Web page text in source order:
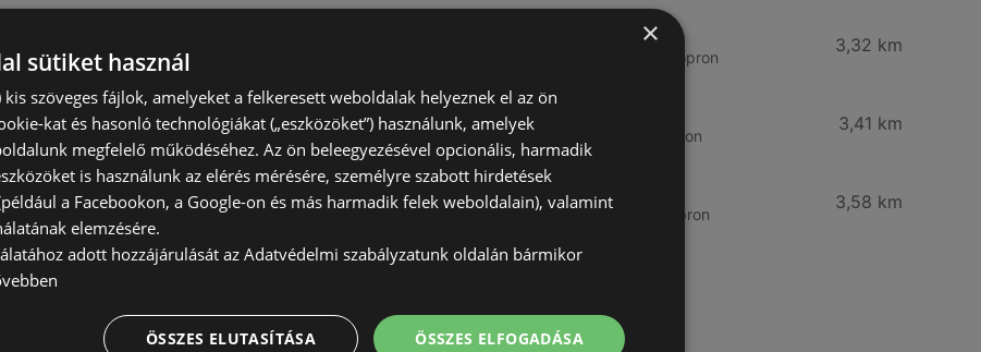
Besenyő u. 16., 9400 Sopron
3,32 km
Reál
Ibolya út 15., 9400 Sopron
3,41 km
CBA
Bánfalvi u. 14, 9400 Sopron
3,58 km
×
sütiket használ
szöveges fájlok, amelyeket a felkeresett weboldalak helyeznek el az ön
kat és hasonló technológiákat („eszközöket”) használunk, amelyek
megfelelő működéséhez. Az ön beleegyezésével opcionális, harmadik
is használunk az elérés mérésére, személyre szabott hirdetések
a Facebookon, a Google-on és más harmadik felek weboldalain), valamint
elemzésére.
adott hozzájárulását az Adatvédelmi szabályzatunk oldalán bármikor
ÖSSZES ELFOGADÁSA
ÖSSZES ELUTASÍTÁSA